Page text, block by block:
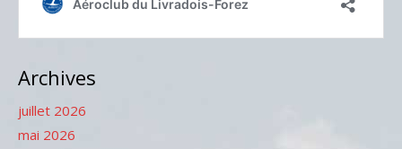
Archives
juillet 2026
mai 2026